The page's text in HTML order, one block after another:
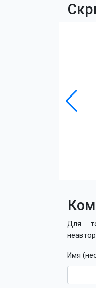
Для
Имя